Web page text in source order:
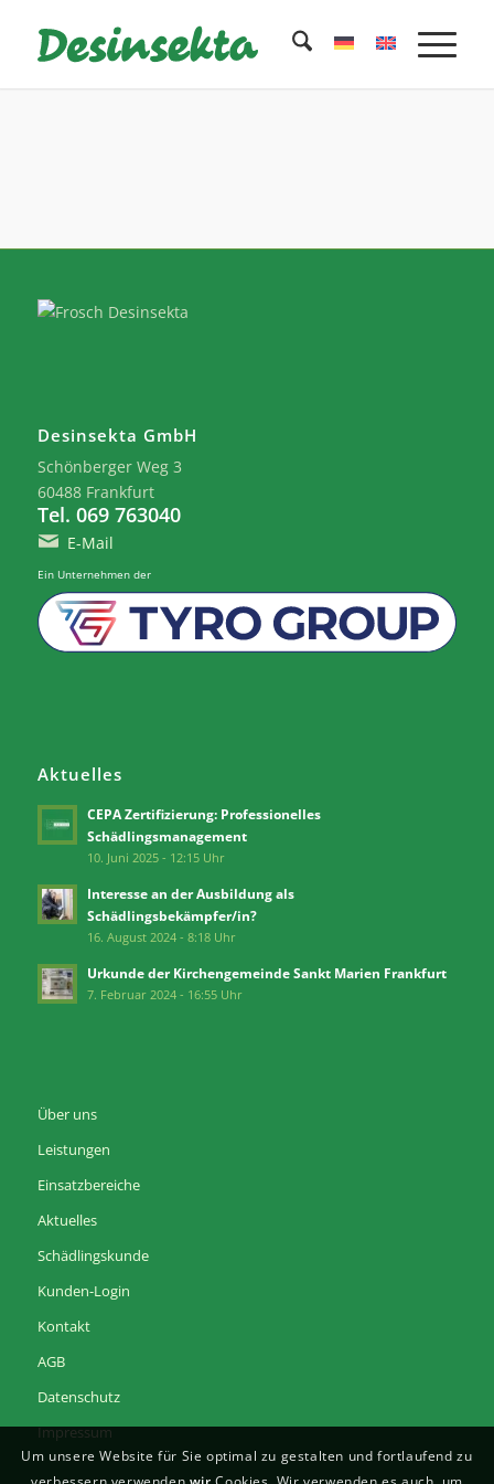
Desinsekta GmbH
Schönberger Weg 3
60488 Frankfurt
Tel. 069 763040
E-Mail
Ein Unternehmen der
Aktuelles
CEPA Zertifizierung: Professionelles
Schädlingsmanagement
10. Juni 2025 - 12:15 Uhr
Interesse an der Ausbildung als
Schädlingsbekämpfer/in?
16. August 2024 - 8:18 Uhr
Urkunde der Kirchengemeinde Sankt Marien Frankfurt
7. Februar 2024 - 16:55 Uhr
Über uns
Leistungen
Einsatzbereiche
Aktuelles
Schädlingskunde
Kunden-Login
Kontakt
AGB
Datenschutz
Impressum
Um unsere Website für Sie optimal zu gestalten und fortlaufend zu